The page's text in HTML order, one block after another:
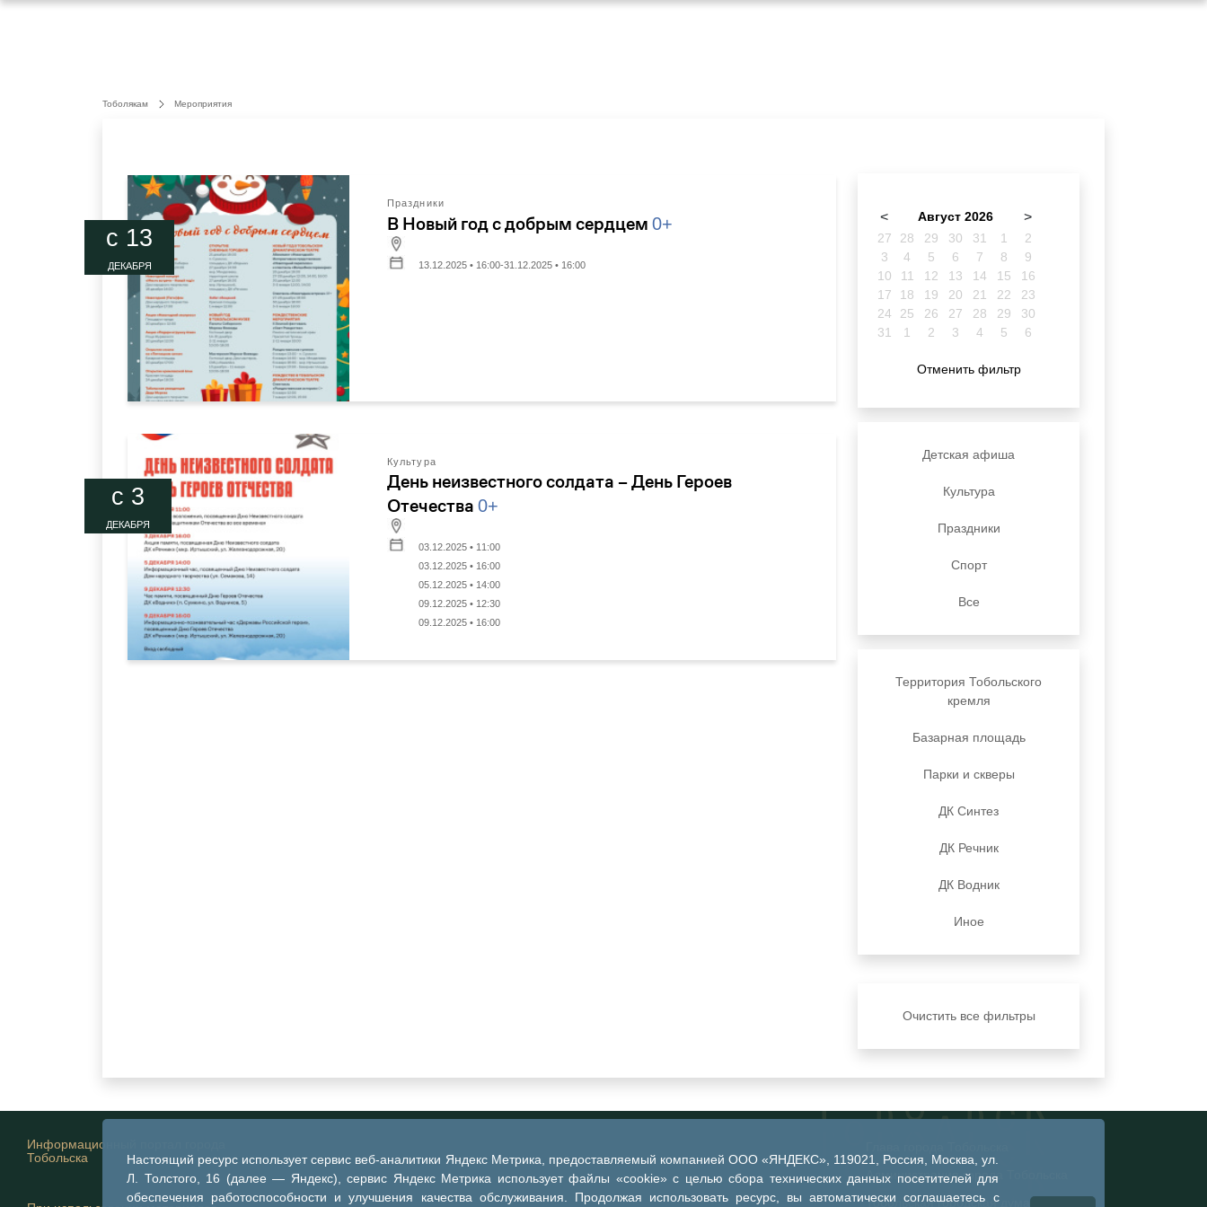
Настоящий ресурс использует сервис веб-аналитики Яндекс Метрика, предоставляемый компанией ООО «ЯНДЕКС», 119021, Россия, Москва, ул.
Л. Толстого, 16 (далее — Яндекс), сервис Яндекс Метрика использует файлы «cookie» с целью сбора технических данных посетителей для
обеспечения работоспособности и улучшения качества обслуживания. Продолжая использовать ресурс, вы автоматически соглашаетесь с
Тоболякам Мероприятия
c 13
ДЕКАБРЯ
Праздники
В Новый год с добрым сердцем 0+
13.12.2025 • 16:00-31.12.2025 • 16:00
c 3
ДЕКАБРЯ
Культура
День неизвестного солдата – День Героев
Отечества 0+
03.12.2025 • 11:00
03.12.2025 • 16:00
05.12.2025 • 14:00
09.12.2025 • 12:30
09.12.2025 • 16:00
< Август 2026 >
27 28 29 30 31 1
2
3
4 5 6 7 8
9
10
11 12 13 14 15
16
17
18 19 20 21 22
23
24
25 26 27 28 29
30
31
1 2 3 4 5 6
Отменить фильтр
Детская афиша
Культура
Праздники
Спорт
Все
Территория Тобольского
кремля
Базарная площадь
Парки и скверы
ДК Синтез
ДК Речник
ДК Водник
Иное
Очистить все фильтры
Информационный портал города
Тобольска
Администрация города Тобольска
Тобольская городская дума